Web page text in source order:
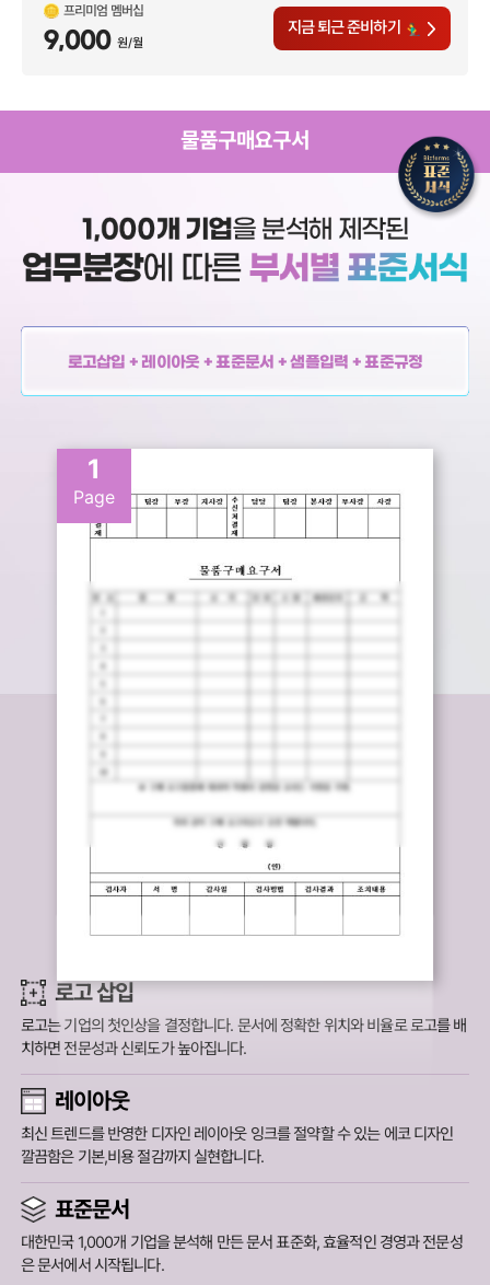
프리미엄 멤버십
9,000 원/월
지금 퇴근 준비하기
물품구매요구서
로고삽입 + 레이아웃 + 표준문서 + 샘플입력 + 표준규정
1
Page
로고 삽입
로고는 기업의 첫인상을 결정합니다. 문서에 정확한 위치와 비율로 로고를 배
치하면 전문성과 신뢰도가 높아집니다.
레이아웃
최신 트렌드를 반영한 디자인 레이아웃 잉크를 절약할 수 있는 에코 디자인
깔끔함은 기본,비용 절감까지 실현합니다.
표준문서
대한민국 1,000개 기업을 분석해 만든 문서 표준화,효율적인 경영과 전문성
은 문서에서 시작됩니다.